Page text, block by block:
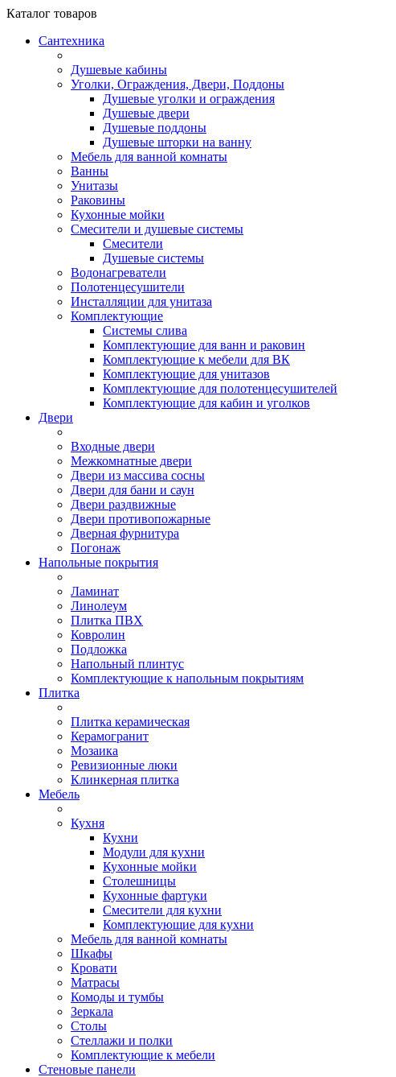
Каталог товаров
Сантехника
Душевые кабины
Уголки, Ограждения, Двери, Поддоны
Душевые уголки и ограждения
Душевые двери
Душевые поддоны
Душевые шторки на ванну
Мебель для ванной комнаты
Ванны
Унитазы
Раковины
Кухонные мойки
Смесители и душевые системы
Смесители
Душевые системы
Водонагреватели
Полотенцесушители
Инсталляции для унитаза
Комплектующие
Системы слива
Комплектующие для ванн и раковин
Комплектующие к мебели для ВК
Комплектующие для унитазов
Комплектующие для полотенцесушителей
Комплектующие для кабин и уголков
Двери
Входные двери
Межкомнатные двери
Двери из массива сосны
Двери для бани и саун
Двери раздвижные
Двери противопожарные
Дверная фурнитура
Погонаж
Напольные покрытия
Ламинат
Линолеум
Плитка ПВХ
Ковролин
Подложка
Напольный плинтус
Комплектующие к напольным покрытиям
Плитка
Плитка керамическая
Керамогранит
Мозаика
Ревизионные люки
Клинкерная плитка
Мебель
Кухня
Кухни
Модули для кухни
Кухонные мойки
Столешницы
Кухонные фартуки
Смесители для кухни
Комплектующие для кухни
Мебель для ванной комнаты
Шкафы
Кровати
Матрасы
Комоды и тумбы
Зеркала
Столы
Стеллажи и полки
Комплектующие к мебели
Стеновые панели